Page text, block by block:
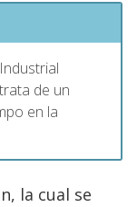
de un
en la
la cual se